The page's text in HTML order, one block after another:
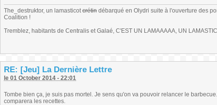
The_destruktor, un lamasticotcrétin débarqué en Olydri suite à l'ouverture des
Coalition !
Tremblez, habitants de Centralis et Galaé, C'EST UN LAMAAAAA, UN
RE: [Jeu] La Dernière Lettre
le 01 October 2014 - 22:01
Tombe bien ça, je suis pas mortel. Je sens qu'on va pouvoir relancer le
comparera les recettes.